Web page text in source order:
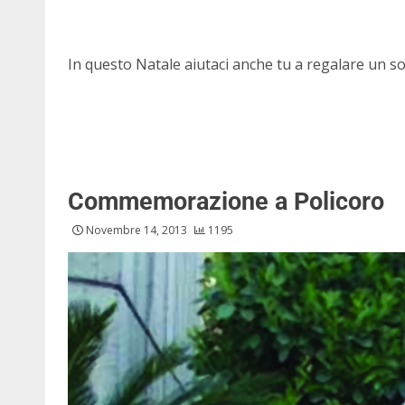
In questo Natale aiutaci anche tu a regalare un
Commemorazione a Policoro
Novembre 14, 2013 1195